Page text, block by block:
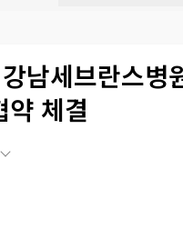
남세브란스병
약 체결